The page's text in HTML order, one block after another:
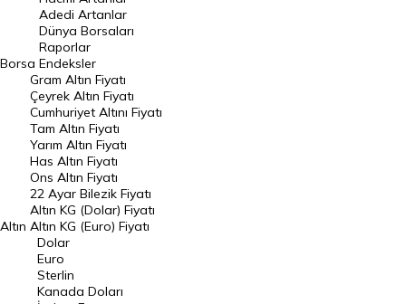
Geçmiş Kapanışlar
Dünya Borsaları
Raporlar
Endeksler
DÖVİZ
Döviz Kuru
Dolar Kuru
Euro Kuru
Pound Kuru
Frank Kuru
Borsa
Adedi Artanlar
Dünya Borsaları
Raporlar
Endeksler
Altın
Gram Altın Fiyatı
Çeyrek Altın Fiyatı
Cumhuriyet Altını Fiyatı
Tam Altın Fiyatı
Yarım Altın Fiyatı
Has Altın Fiyatı
Ons Altın Fiyatı
22 Ayar Bilezik Fiyatı
Altın KG (Dolar) Fiyatı
Altın KG (Euro) Fiyatı
Dolar
Euro
Sterlin
Kanada Doları